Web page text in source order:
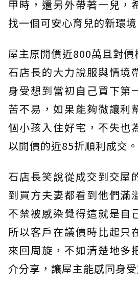
甲時，還另外帶著一兒，
找一個可安心育兒的新環境
屋主原開價近800萬且對
石店長的大力說服與情境
身受想到當初自己買下第
苦不易，如果能夠微讓利
個小孩入住好宅，不失也
以開價的近85折順利成交。
石店長笑說從成交到交屋
到買方夫妻都看到他們滿
不禁被感染覺得這就是自
所以客戶在議價時比起只
來回周旋，不如清楚地多
介分享，讓屋主能感同身受